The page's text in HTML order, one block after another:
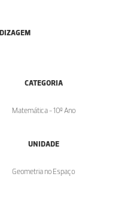
CATEGORIA
Matemática - 10º Ano
UNIDADE
Geometria no Espaço